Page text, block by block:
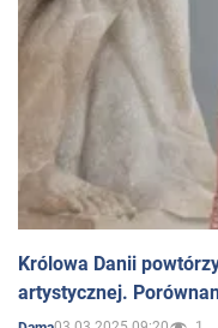
Królowa Danii
artystycznej.